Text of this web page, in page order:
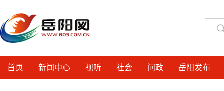
首页 新闻中心 视听 社会 问政 岳阳发布